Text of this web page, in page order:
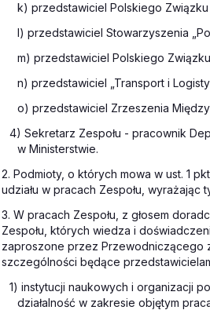
k) przedstawiciel Polskiego Związku
l) przedstawiciel Stowarzyszenia
m) przedstawiciel Polskiego
n) przedstawiciel „Transport i
o) przedstawiciel Zrzeszenia
4) Sekretarz Zespołu - pracownik
w Ministerstwie.
2. Podmioty, o których mowa w ust. 1
udziału w pracach Zespołu, wyrażając
3. W pracach Zespołu, z głosem
Zespołu, których wiedza i
zaproszone przez Przewodniczącego
szczególności będące
1) instytucji naukowych i organizacji
działalność w zakresie objętym